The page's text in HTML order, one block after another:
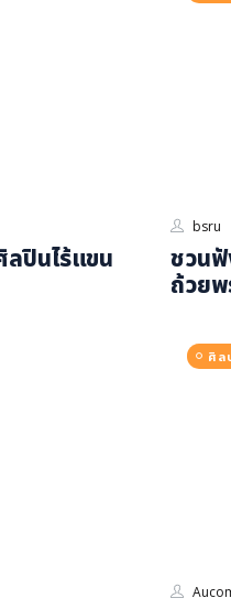
ปินไร้แขน
bsru
ชวนฟั
ถ้วยพ
ศิล